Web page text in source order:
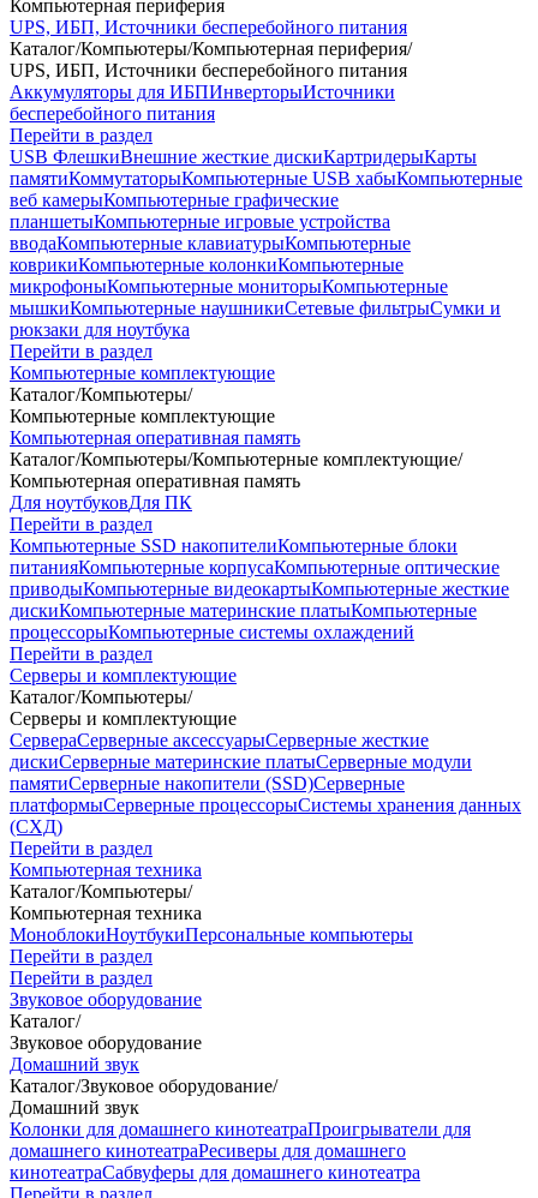
Компьютерная периферия
UPS, ИБП, Источники бесперебойного питания
Каталог/Компьютеры/Компьютерная периферия/
UPS, ИБП, Источники бесперебойного питания
Аккумуляторы для ИБПИнверторыИсточники
бесперебойного питания
Перейти в раздел
USB ФлешкиВнешние жесткие дискиКартридерыКарты
памятиКоммутаторыКомпьютерные USB хабыКомпьютерные
веб камерыКомпьютерные графические
планшетыКомпьютерные игровые устройства
вводаКомпьютерные клавиатурыКомпьютерные
коврикиКомпьютерные колонкиКомпьютерные
микрофоныКомпьютерные мониторыКомпьютерные
мышкиКомпьютерные наушникиСетевые фильтрыСумки и
рюкзаки для ноутбука
Перейти в раздел
Компьютерные комплектующие
Каталог/Компьютеры/
Компьютерные комплектующие
Компьютерная оперативная память
Каталог/Компьютеры/Компьютерные комплектующие/
Компьютерная оперативная память
Для ноутбуковДля ПК
Перейти в раздел
Компьютерные SSD накопителиКомпьютерные блоки
питанияКомпьютерные корпусаКомпьютерные оптические
приводыКомпьютерные видеокартыКомпьютерные жесткие
дискиКомпьютерные материнские платыКомпьютерные
процессорыКомпьютерные системы охлаждений
Перейти в раздел
Серверы и комплектующие
Каталог/Компьютеры/
Серверы и комплектующие
СервераСерверные аксессуарыСерверные жесткие
дискиСерверные материнские платыСерверные модули
памятиСерверные накопители (SSD)Серверные
платформыСерверные процессорыСистемы хранения данных
(СХД)
Перейти в раздел
Компьютерная техника
Каталог/Компьютеры/
Компьютерная техника
МоноблокиНоутбукиПерсональные компьютеры
Перейти в раздел
Перейти в раздел
Звуковое оборудование
Каталог/
Звуковое оборудование
Домашний звук
Каталог/Звуковое оборудование/
Домашний звук
Колонки для домашнего кинотеатраПроигрыватели для
домашнего кинотеатраРесиверы для домашнего
кинотеатраСабвуферы для домашнего кинотеатра
Перейти в раздел